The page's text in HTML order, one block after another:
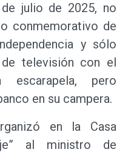
julio de 2025, no
conmemorativo de
y sólo
televisión con el
escarapela, pero
en su campera.
en la Casa
al ministro de